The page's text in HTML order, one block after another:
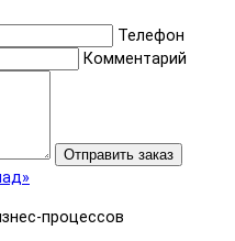
Телефон
Комментарий
Отправить заказ
процессов